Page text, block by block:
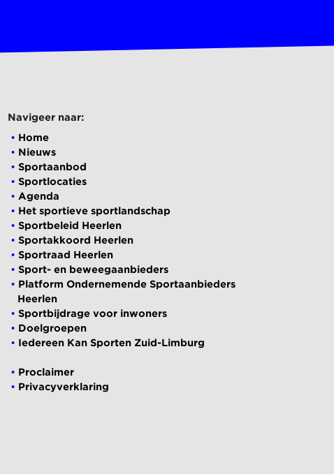
Navigeer naar:
Home
Nieuws
Sportaanbod
Sportlocaties
Agenda
Het sportieve sportlandschap
Sportbeleid Heerlen
Sportakkoord Heerlen
Sportraad Heerlen
Sport- en beweegaanbieders
Platform Ondernemende Sportaanbieders
Heerlen
Sportbijdrage voor inwoners
Doelgroepen
Iedereen Kan Sporten Zuid-Limburg
Proclaimer
Privacyverklaring